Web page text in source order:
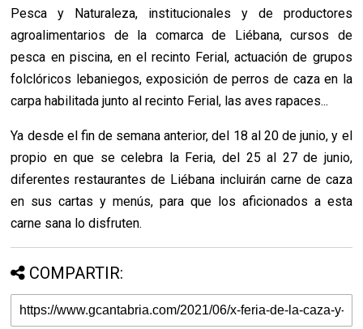
Pesca y Naturaleza, institucionales y de productores
agroalimentarios de la comarca de Liébana, cursos de
pesca en piscina, en el recinto Ferial, actuación de grupos
folclóricos lebaniegos, exposición de perros de caza en la
carpa habilitada junto al recinto Ferial, las aves rapaces...
Ya desde el fin de semana anterior, del 18 al 20 de junio, y el
propio en que se celebra la Feria, del 25 al 27 de junio,
diferentes restaurantes de Liébana incluirán carne de caza
en sus cartas y menús, para que los aficionados a esta
carne sana lo disfruten.
COMPARTIR: